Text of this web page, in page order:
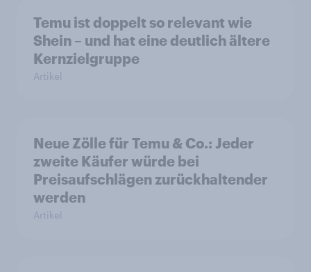
Temu ist doppelt so relevant wie
Shein – und hat eine deutlich ältere
Kernzielgruppe
Artikel
Neue Zölle für Temu & Co.: Jeder
zweite Käufer würde bei
Preisaufschlägen zurückhaltender
werden
Artikel